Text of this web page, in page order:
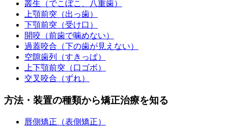
叢生（でこぼこ、八重歯）
上顎前突（出っ歯）
下顎前突（受け口）
開咬（前歯で噛めない）
過蓋咬合（下の歯が見えない）
空隙歯列（すきっぱ）
上下顎前突（口ゴボ）
交叉咬合（ずれ）
方法・装置の種類から矯正治療を知る
唇側矯正（表側矯正）